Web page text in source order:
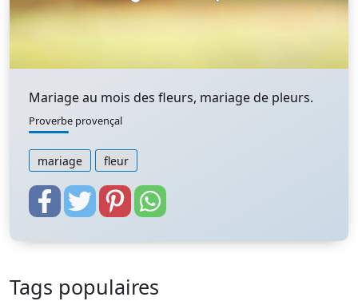
Mariage au mois des fleurs, mariage de pleurs.
Proverbe provençal
mariage fleur
Tags populaires